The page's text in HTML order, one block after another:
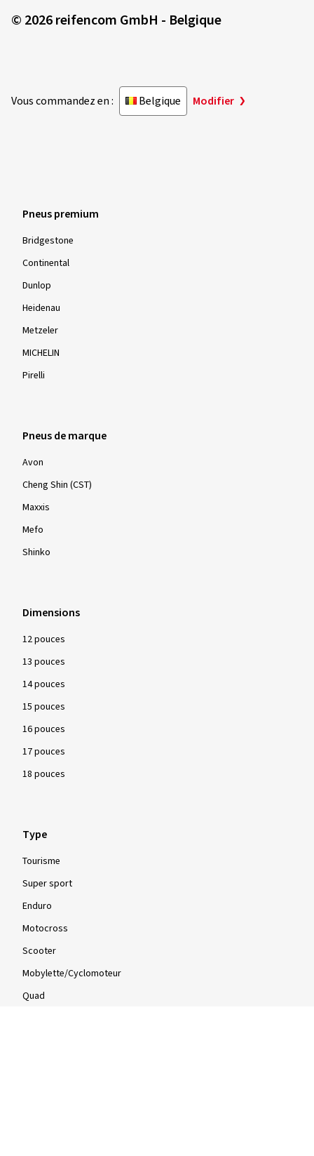
© 2026 reifencom GmbH - Belgique
Vous commandez en : Belgique Modifier
Pneus premium
Bridgestone
Continental
Dunlop
Heidenau
Metzeler
MICHELIN
Pirelli
Pneus de marque
Avon
Cheng Shin (CST)
Maxxis
Mefo
Shinko
Dimensions
12 pouces
13 pouces
14 pouces
15 pouces
16 pouces
17 pouces
18 pouces
Type
Tourisme
Super sport
Enduro
Motocross
Scooter
Mobylette/Cyclomoteur
Quad